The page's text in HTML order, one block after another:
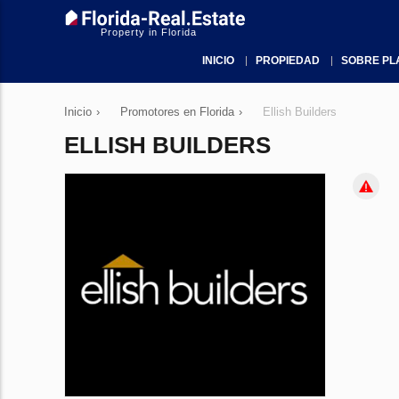
Property in Florida
INICIO PROPIEDAD SOBRE
Inicio › Promotores en Florida › Ellish Builders
ELLISH BUILDERS